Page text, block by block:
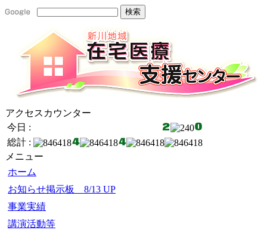
アクセスカウンター
今日 :
総計 :
メニュー
ホーム
お知らせ掲示板 8/13 UP
事業実績
講演活動等